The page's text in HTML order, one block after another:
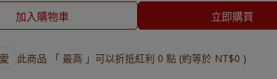
加入購物車 立即購買
此商品 「 最高 」可以折抵紅利 0 點 (約等於 NT$0 )